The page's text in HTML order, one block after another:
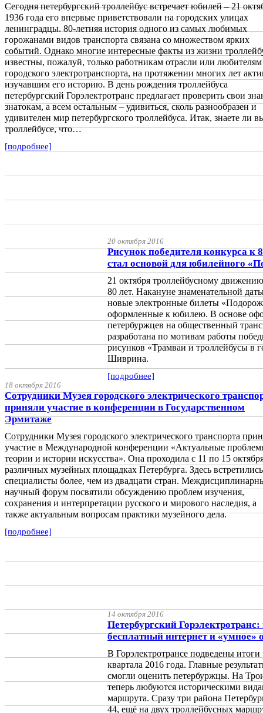
Сегодня петербургский троллейбус встречает юбилей – 21
1936 года его впервые приветствовали на городских улицах
ленинградцы. 80-летняя история одного из самых любимых
горожанами видов транспорта связана со множеством ярких
событий. Однако многие интересные факты из жизни
известны, пожалуй, только работникам отрасли или любителям
городского электротранспорта, на протяжении многих лет
изучавшим его историю. В день рождения троллейбуса
петербургский Горэлектротранс предлагает проверить свои
знатокам, а всем остальным – удивиться, сколь разнообразен и
удивителен мир петербургского троллейбуса. Итак, знаете ли
троллейбусе, что…
[подробнее]
20 октября 2016
Рисунок победителя конкурса к
стал основой для юбилейного
21 октября троллейбусному
80 лет. Накануне знаменательной
новые электронные билеты
оформленные к юбилею. В основе
петербуржцев на общественный
разработана по мотивам работы
рисунков «Трамваи и троллейбусы в
Шиврина.
[подробнее]
18 октября 2016
Сотрудники Музея городского электрического
приняли участие в конференции в Государственном
Эрмитаже
Сотрудники Музея городского электрического транспорта
участие в Международной конференции «Актуальные
теории и истории искусства». Она проходила с 11 по 15
различных музейных площадках Петербурга. Здесь встретились
специалисты более, чем из двадцати стран.
научный форум посвятили обсуждению проблем изучения,
сохранения и интерпретации русского и мирового наследия, а
также актуальным вопросам практики музейного дела.
[подробнее]
14 октября 2016
Петербургский
бесплатный интернет и «умное»
В Горэлектротрансе подведены
квартала 2016 года. Главные
смогли оценить петербуржцы. На
теперь любуются историческими
маршрута. Сразу три района
44, ещё на двух троллейбусных